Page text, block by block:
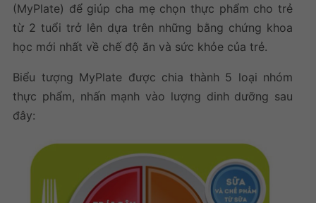
(MyPlate) để giúp cha mẹ chọn thực phẩm cho trẻ
từ 2 tuổi trở lên dựa trên những bằng chứng khoa
học mới nhất về chế độ ăn và sức khỏe của trẻ.
Biểu tượng MyPlate được chia thành 5 loại nhóm
thực phẩm, nhấn mạnh vào lượng dinh dưỡng sau
đây: